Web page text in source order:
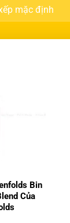
Bin
Của